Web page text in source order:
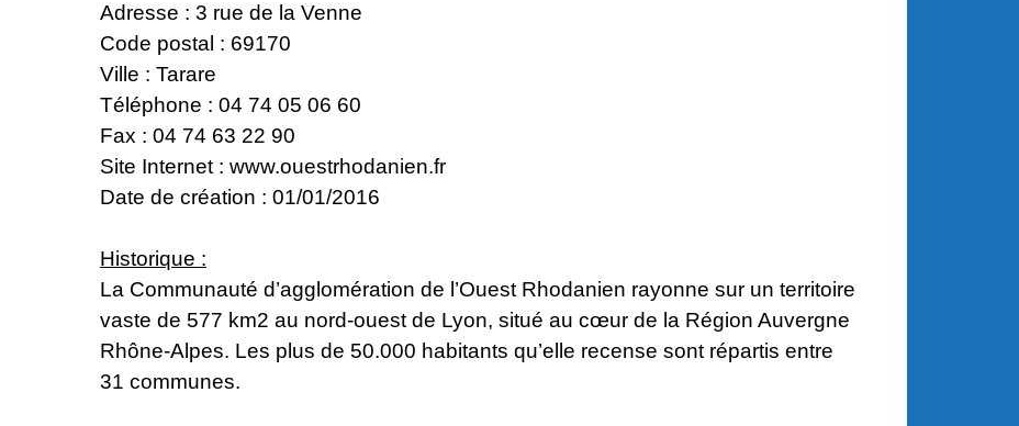
Adresse : 3 rue de la Venne
Code postal : 69170
Ville : Tarare
Téléphone : 04 74 05 06 60
Fax : 04 74 63 22 90
Site Internet : www.ouestrhodanien.fr
Date de création : 01/01/2016
Historique :
La Communauté d’agglomération de l’Ouest Rhodanien rayonne sur un territoire
vaste de 577 km2 au nord-ouest de Lyon, situé au cœur de la Région Auvergne
Rhône-Alpes. Les plus de 50.000 habitants qu’elle recense sont répartis entre
31 communes.